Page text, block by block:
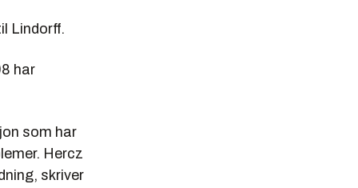
Lindorff.
har
som har
Hercz
skriver